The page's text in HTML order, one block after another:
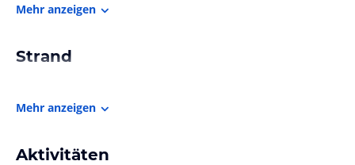
Mehr anzeigen
Strand
Mehr anzeigen
Aktivitäten